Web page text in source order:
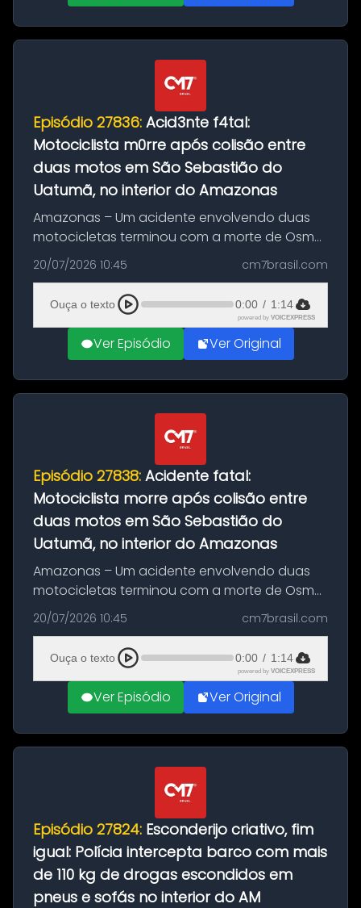
Episódio 27836: Acid3nte f4tal:
Motociclista m0rre após colisão entre
duas motos em São Sebastião do
Uatumã, no interior do Amazonas
Amazonas – Um acidente envolvendo duas
motocicletas terminou com a morte de Osmar
Figueiredo de Souza, de 38 anos, no município
de São Sebastião do Uatumã, no interior do
Amazonas. A colisão ocorreu n...
20/07/2026 10:45 cm7brasil.com
Ouça o texto 0:00 / 1:14
powered by VOICEXPRESS
Ver Episódio Ver Original
Episódio 27838: Acidente fatal:
Motociclista morre após colisão entre
duas motos em São Sebastião do
Uatumã, no interior do Amazonas
Amazonas – Um acidente envolvendo duas
motocicletas terminou com a morte de Osmar
Figueiredo de Souza, de 38 anos, no município
de São Sebastião do Uatumã, no interior do
Amazonas. A colisão ocorreu n...
20/07/2026 10:45 cm7brasil.com
Ouça o texto 0:00 / 1:14
powered by VOICEXPRESS
Ver Episódio Ver Original
Episódio 27824: Esconderijo criativo, fim
igual: Polícia intercepta barco com mais
de 110 kg de drogas escondidos em
pneus e sofás no interior do AM